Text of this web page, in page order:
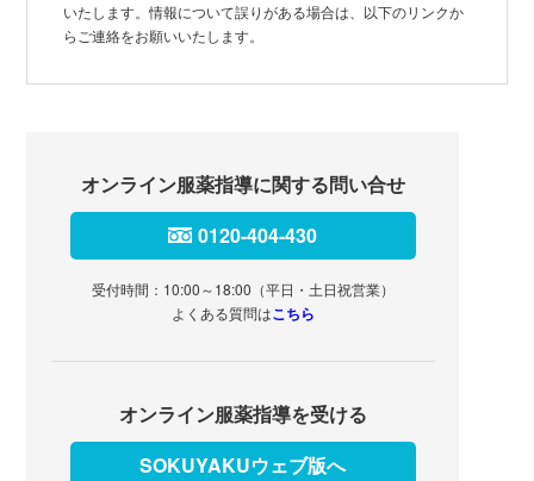
いたします。情報について誤りがある場合は、以下のリンクか
らご連絡をお願いいたします。
オンライン服薬指導に関する問い合せ
0120-404-430
受付時間：10:00～18:00（平日・土日祝営業）
よくある質問はこちら
オンライン服薬指導を受ける
SOKUYAKUウェブ版へ